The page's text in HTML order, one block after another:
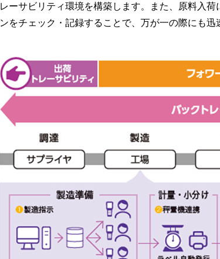
レーサビリティ環境を構築します。また、原料入
ンをチェック・記録することで、万が一の際にも